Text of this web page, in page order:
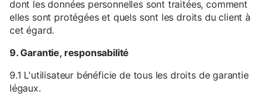
dont les données personnelles sont traitées, comment
elles sont protégées et quels sont les droits du client à
cet égard.
9. Garantie, responsabilité
9.1 L'utilisateur bénéficie de tous les droits de garantie
légaux.